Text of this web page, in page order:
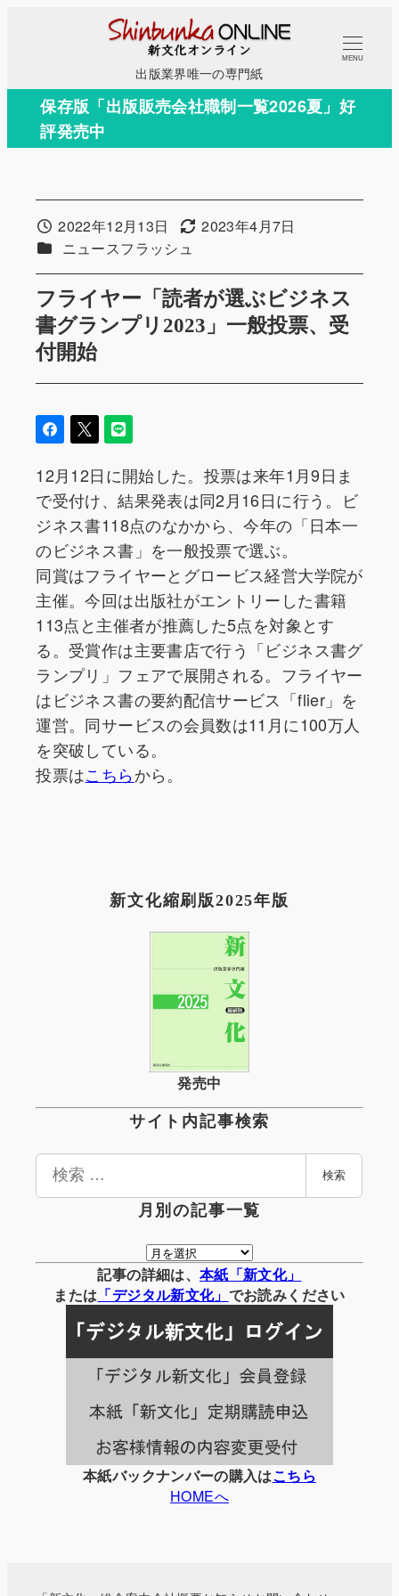
コ
テ
出版業界唯一の専門紙
MENU
保存版「出版販売会社職制一覧2026夏」好
評発売中
フライヤー「読者が選ぶビジネス
書グランプリ2023」一般投票、受
付開始
投稿日2022年12月13日 更新日2023年4月7日
カテゴリー
ニュースフラッシュ
12月12日に開始した。投票は来年1月9日ま
で受付け、結果発表は同2月16日に行う。ビ
ジネス書118点のなかから、今年の「日本一
のビジネス書」を一般投票で選ぶ。
同賞はフライヤーとグロービス経営大学院が
主催。今回は出版社がエントリーした書籍
113点と主催者が推薦した5点を対象とす
る。受賞作は主要書店で行う「ビジネス書グ
ランプリ」フェアで展開される。フライヤー
はビジネス書の要約配信サービス「flier」を
運営。同サービスの会員数は11月に100万人
を突破している。
投票はこちらから。
新文化縮刷版2025年版
発売中
サイト内記事検索
検
検索
月別の記事一覧
月
別
の
事
一
覧
記事の詳細は、 本紙「新文化」
または 「デジタル新文化」 でお読みください
本紙バックナンバーの購入はこちら
HOMEへ